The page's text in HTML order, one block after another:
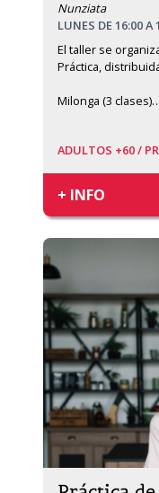
Nunziata
LUNES DE 16:00 A
El taller se
Práctica,
Milonga (3 clases)
ADULTOS +60 /
+ INFO